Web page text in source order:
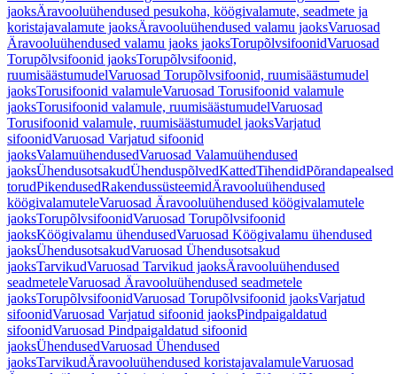
jaoksÄravooluühendused pesukoha, köögivalamute, seadmete ja
koristajavalamute jaoksÄravooluühendused valamu jaoksVaruosad
Äravooluühendused valamu jaoks jaoksTorupõlvsifoonidVaruosad
Torupõlvsifoonid jaoksTorupõlvsifoonid,
ruumisäästumudelVaruosad Torupõlvsifoonid, ruumisäästumudel
jaoksTorusifoonid valamuleVaruosad Torusifoonid valamule
jaoksTorusifoonid valamule, ruumisäästumudelVaruosad
Torusifoonid valamule, ruumisäästumudel jaoksVarjatud
sifoonidVaruosad Varjatud sifoonid
jaoksValamuühendusedVaruosad Valamuühendused
jaoksÜhendusotsakudÜhenduspõlvedKattedTihendidPõrandapealsed
torudPikendusedRakendussüsteemidÄravooluühendused
köögivalamuteleVaruosad Äravooluühendused köögivalamutele
jaoksTorupõlvsifoonidVaruosad Torupõlvsifoonid
jaoksKöögivalamu ühendusedVaruosad Köögivalamu ühendused
jaoksÜhendusotsakudVaruosad Ühendusotsakud
jaoksTarvikudVaruosad Tarvikud jaoksÄravooluühendused
seadmeteleVaruosad Äravooluühendused seadmetele
jaoksTorupõlvsifoonidVaruosad Torupõlvsifoonid jaoksVarjatud
sifoonidVaruosad Varjatud sifoonid jaoksPindpaigaldatud
sifoonidVaruosad Pindpaigaldatud sifoonid
jaoksÜhendusedVaruosad Ühendused
jaoksTarvikudÄravooluühendused koristajavalamuleVaruosad